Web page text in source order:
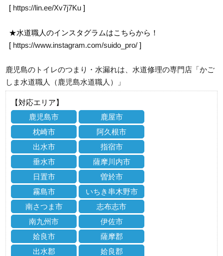
[ https://lin.ee/Xv7j7Ku ]
★水道職人のインスタグラムはこちらから！
[ https://www.instagram.com/suido_pro/ ]
鹿児島のトイレのつまり・水漏れは、水道修理の専門店「かご
しま水道職人（鹿児島水道職人）」
【対応エリア】
鹿児島市
鹿屋市
枕崎市
阿久根市
出水市
指宿市
垂水市
薩摩川内市
日置市
曽於市
霧島市
いちき串木野市
南さつま市
志布志市
南九州市
伊佐市
姶良市
薩摩郡
出水郡
姶良郡